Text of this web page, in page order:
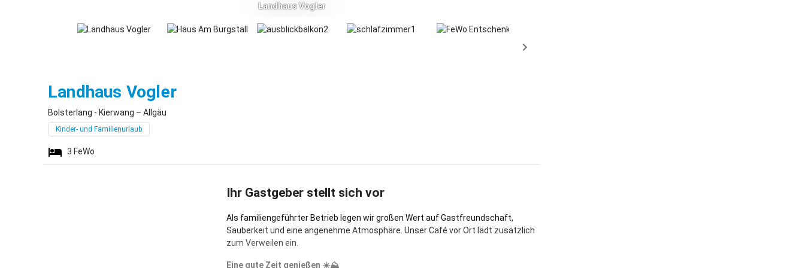
Landhaus Vogler
Landhaus VoglerBolsterlang - Kierwang
Bolsterlang - Kierwang – Allgäu
Kinder- und Familienurlaub
3 FeWo
Ihr Gastgeber stellt sich vor
Als familiengeführter Betrieb legen wir großen Wert auf Gastfreundschaft,
Sauberkeit und eine angenehme Atmosphäre. Unser Café vor Ort lädt zusätzlich
zum Verweilen ein.
Eine gute Zeit genießen ☀️⛰️